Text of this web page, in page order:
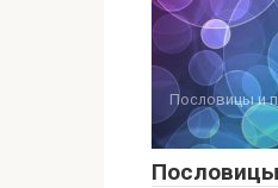
Пословицы и